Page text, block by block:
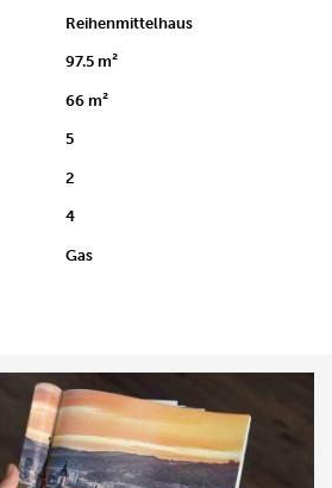
Reihenmittelhaus
97.5 m²
66 m²
5
2
4
Gas